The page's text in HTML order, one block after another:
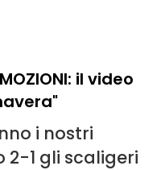
il video
i nostri
1 gli scaligeri